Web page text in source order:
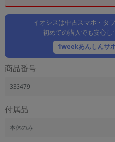
イオシスは中古スマホ・タ
初めての購入でも安心
1weekあんしんサ
商品番号
333479
付属品
本体のみ
製造、販売メーカーの絞り込み
「Apple」「SONY」「SHARP」など
機能・特徴
ドライブの絞り込み
ランク